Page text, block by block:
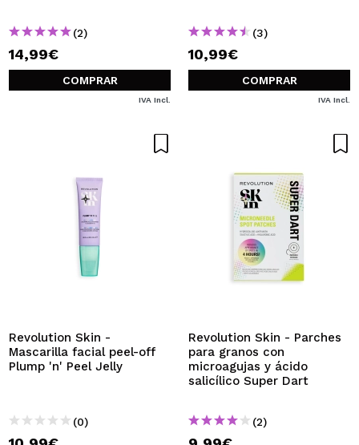
(2)
14,99€
COMPRAR
IVA Incl.
(3)
10,99€
COMPRAR
IVA Incl.
Revolution Skin -
Mascarilla facial peel-off
Plump 'n' Peel Jelly
(0)
Revolution Skin - Parches
para granos con
microagujas y ácido
salicílico Super Dart
(2)